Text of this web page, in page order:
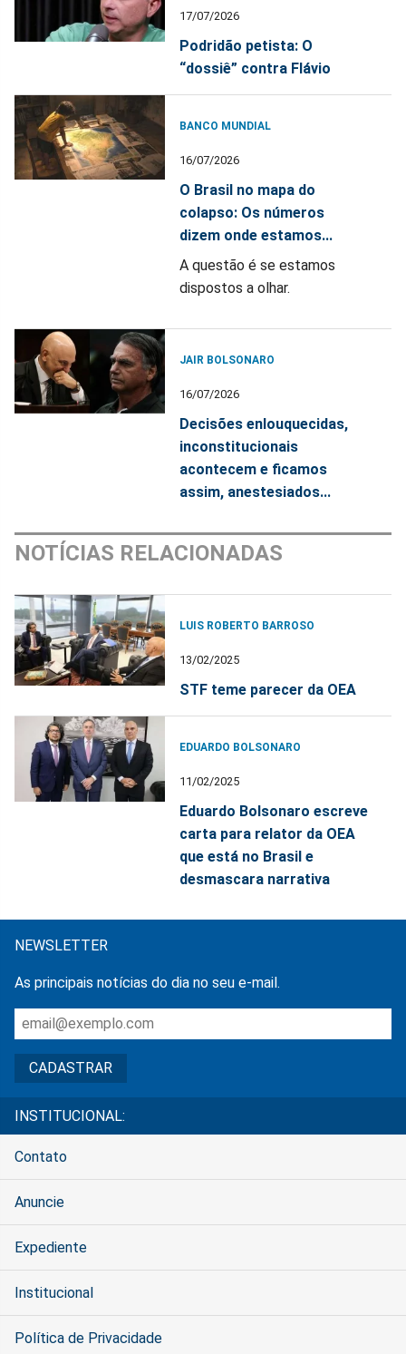
17/07/2026
Podridão petista: O
“dossiê” contra Flávio
BANCO MUNDIAL
16/07/2026
O Brasil no mapa do
colapso: Os números
dizem onde estamos...
A questão é se estamos
dispostos a olhar.
JAIR BOLSONARO
16/07/2026
Decisões enlouquecidas,
inconstitucionais
acontecem e ficamos
assim, anestesiados...
NOTÍCIAS RELACIONADAS
LUIS ROBERTO BARROSO
13/02/2025
STF teme parecer da OEA
EDUARDO BOLSONARO
11/02/2025
Eduardo Bolsonaro escreve
carta para relator da OEA
que está no Brasil e
desmascara narrativa
NEWSLETTER
As principais notícias do dia no seu e-mail.
INSTITUCIONAL:
Contato
Anuncie
Expediente
Institucional
Política de Privacidade